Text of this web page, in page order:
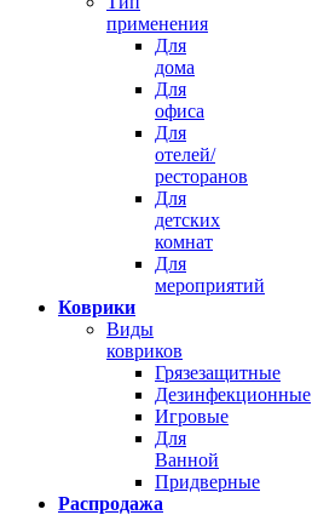
применения
Для
дома
Для
офиса
Для
отелей/
ресторанов
Для
детских
комнат
Для
мероприятий
Коврики
Виды
ковриков
Грязезащитные
Дезинфекционные
Игровые
Для
Ванной
Придверные
Распродажа